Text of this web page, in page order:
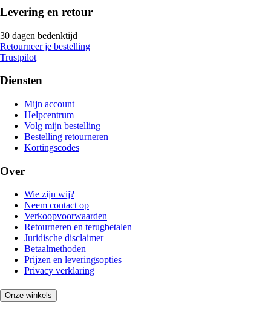
Levering en retour
30 dagen bedenktijd
Retourneer je bestelling
Trustpilot
Diensten
Mijn account
Helpcentrum
Volg mijn bestelling
Bestelling retourneren
Kortingscodes
Over
Wie zijn wij?
Neem contact op
Verkoopvoorwaarden
Retourneren en terugbetalen
Juridische disclaimer
Betaalmethoden
Prijzen en leveringsopties
Privacy verklaring
Onze winkels